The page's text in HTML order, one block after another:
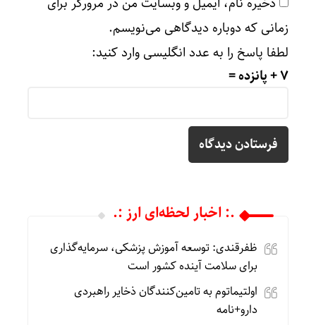
زمانی که دوباره دیدگاهی می‌نویسم.
لطفا پاسخ را به عدد انگلیسی وارد کنید:
7 + پانزده =
.: اخبار لحظه‌ای ارز :.
ظفرقندی: توسعه آموزش پزشکی، سرمایه‌گذاری
برای سلامت آینده کشور است
اولتیماتوم به تامین‌کنندگان ذخایر راهبردی
دارو+نامه